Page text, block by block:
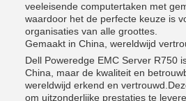
veeleisende computertaken met
waardoor het de perfecte keuze is
organisaties van alle groottes.
Gemaakt in China, wereldwijd
Dell Poweredge EMC Server R750
China, maar de kwaliteit en
wereldwijd erkend en
om uitzonderlijke prestaties te